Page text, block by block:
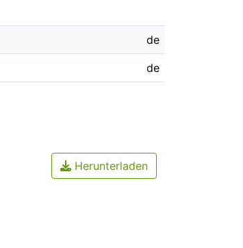
de
de
Herunterladen